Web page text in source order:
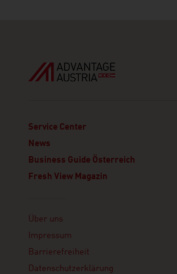
Service Center
News
Business Guide Österreich
Fresh View Magazin
Über uns
Impressum
Barrierefreiheit
Datenschutzerklärung